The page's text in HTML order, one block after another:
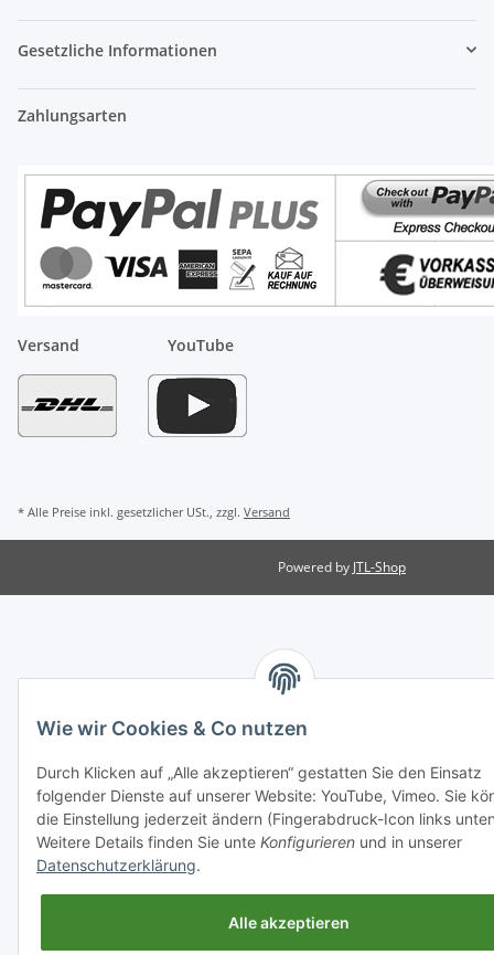
Wie wir Cookies & Co nutzen
Durch Klicken auf „Alle akzeptieren“ gestatten Sie den Einsatz
folgender Dienste auf unserer Website: YouTube, Vimeo. Sie
die Einstellung jederzeit ändern (Fingerabdruck-Icon links
Weitere Details finden Sie unte Konfigurieren und in unserer
Datenschutzerklärung.
Alle akzeptieren
Gesetzliche Informationen
Zahlungsarten
Versand YouTube
* Alle Preise inkl. gesetzlicher USt., zzgl. Versand
Powered by JTL-Shop